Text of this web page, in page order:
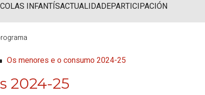
INFANTÍSACTUALIDADEPARTICIPACIÓN
Os menores e o consumo 2024-25
2024-25